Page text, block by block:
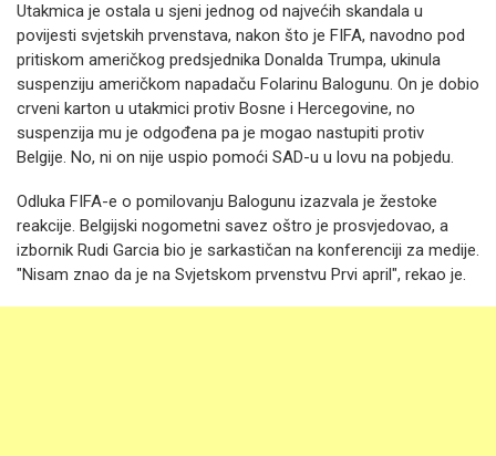
Utakmica je ostala u sjeni jednog od najvećih skandala u
povijesti svjetskih prvenstava, nakon što je FIFA, navodno pod
pritiskom američkog predsjednika Donalda Trumpa, ukinula
suspenziju američkom napadaču Folarinu Balogunu. On je dobio
crveni karton u utakmici protiv Bosne i Hercegovine, no
suspenzija mu je odgođena pa je mogao nastupiti protiv
Belgije. No, ni on nije uspio pomoći SAD-u u lovu na pobjedu.
Odluka FIFA-e o pomilovanju Balogunu izazvala je žestoke
reakcije. Belgijski nogometni savez oštro je prosvjedovao, a
izbornik Rudi Garcia bio je sarkastičan na konferenciji za medije.
"Nisam znao da je na Svjetskom prvenstvu Prvi april", rekao je.